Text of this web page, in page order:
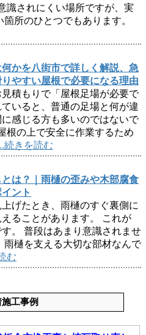
識されにくい場所ですが、実
所のひとつでもあります。
かを八街市で詳しく解説、急
やすい屋根で必要になる理由
積もりで「屋根足場が必要で
いると、普通の足場と何が違
に感じる方も多いのではないで
根の上で安全に作業するため
続きを読む
は？｜雨樋の歪みや木部腐食
ント
げたとき、雨樋のすぐ裏側に
ることがあります。 これが
す。 普段はあまり意識されませ
雨樋を支える大切な部材なんで
む
工事例